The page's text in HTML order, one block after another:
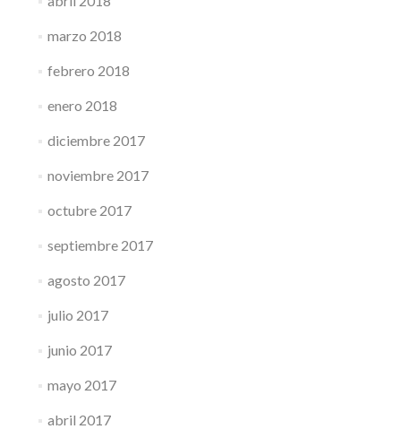
marzo 2018
febrero 2018
enero 2018
diciembre 2017
noviembre 2017
octubre 2017
septiembre 2017
agosto 2017
julio 2017
junio 2017
mayo 2017
abril 2017